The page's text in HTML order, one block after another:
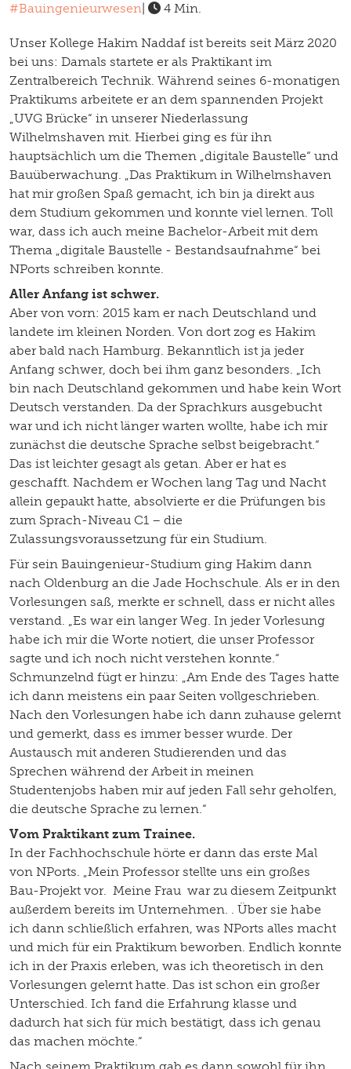
#Bauingenieurwesen| 4 Min.
Unser Kollege Hakim Naddaf ist bereits seit März 2020
bei uns: Damals startete er als Praktikant im
Zentralbereich Technik. Während seines 6-monatigen
Praktikums arbeitete er an dem spannenden Projekt
„UVG Brücke“ in unserer Niederlassung
Wilhelmshaven mit. Hierbei ging es für ihn
hauptsächlich um die Themen „digitale Baustelle“ und
Bauüberwachung. „Das Praktikum in Wilhelmshaven
hat mir großen Spaß gemacht, ich bin ja direkt aus
dem Studium gekommen und konnte viel lernen. Toll
war, dass ich auch meine Bachelor-Arbeit mit dem
Thema „digitale Baustelle - Bestandsaufnahme“ bei
NPorts schreiben konnte.
Aller Anfang ist schwer.
Aber von vorn: 2015 kam er nach Deutschland und
landete im kleinen Norden. Von dort zog es Hakim
aber bald nach Hamburg. Bekanntlich ist ja jeder
Anfang schwer, doch bei ihm ganz besonders. „Ich
bin nach Deutschland gekommen und habe kein Wort
Deutsch verstanden. Da der Sprachkurs ausgebucht
war und ich nicht länger warten wollte, habe ich mir
zunächst die deutsche Sprache selbst beigebracht.“
Das ist leichter gesagt als getan. Aber er hat es
geschafft. Nachdem er Wochen lang Tag und Nacht
allein gepaukt hatte, absolvierte er die Prüfungen bis
zum Sprach-Niveau C1 – die
Zulassungsvoraussetzung für ein Studium.
Für sein Bauingenieur-Studium ging Hakim dann
nach Oldenburg an die Jade Hochschule. Als er in den
Vorlesungen saß, merkte er schnell, dass er nicht alles
verstand. „Es war ein langer Weg. In jeder Vorlesung
habe ich mir die Worte notiert, die unser Professor
sagte und ich noch nicht verstehen konnte.“
Schmunzelnd fügt er hinzu: „Am Ende des Tages hatte
ich dann meistens ein paar Seiten vollgeschrieben.
Nach den Vorlesungen habe ich dann zuhause gelernt
und gemerkt, dass es immer besser wurde. Der
Austausch mit anderen Studierenden und das
Sprechen während der Arbeit in meinen
Studentenjobs haben mir auf jeden Fall sehr geholfen,
die deutsche Sprache zu lernen.“
Vom Praktikant zum Trainee.
In der Fachhochschule hörte er dann das erste Mal
von NPorts. „Mein Professor stellte uns ein großes
Bau-Projekt vor. Meine Frau war zu diesem Zeitpunkt
außerdem bereits im Unternehmen. . Über sie habe
ich dann schließlich erfahren, was NPorts alles macht
und mich für ein Praktikum beworben. Endlich konnte
ich in der Praxis erleben, was ich theoretisch in den
Vorlesungen gelernt hatte. Das ist schon ein großer
Unterschied. Ich fand die Erfahrung klasse und
dadurch hat sich für mich bestätigt, dass ich genau
das machen möchte.“